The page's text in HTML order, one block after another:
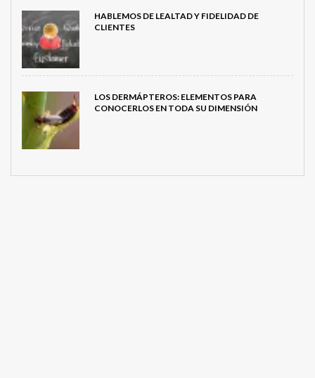
HABLEMOS DE LEALTAD Y FIDELIDAD DE
CLIENTES
LOS DERMÁPTEROS: ELEMENTOS PARA
CONOCERLOS EN TODA SU DIMENSIÓN